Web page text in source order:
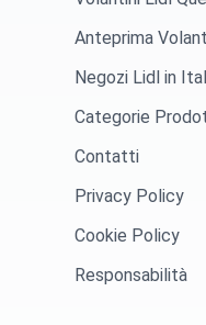
Anteprima
Negozi Lidl in
Categorie
Contatti
Privacy Policy
Cookie Policy
Responsabilità